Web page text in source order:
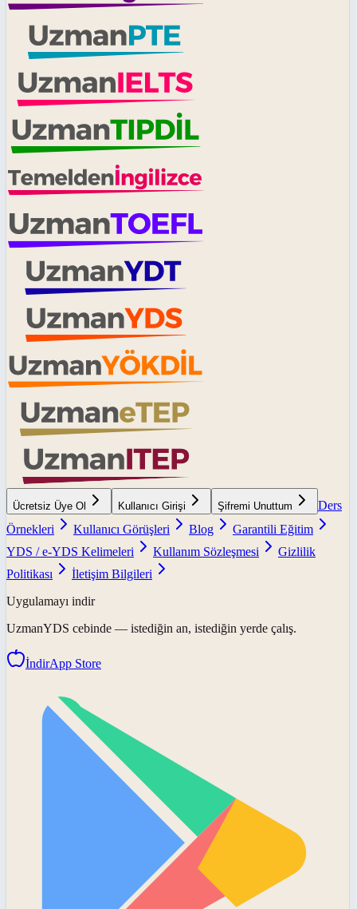
Ücretsiz Üye Ol Kullanıcı Girişi Şifremi Unuttum
Ders
Örnekleri
Kullanıcı Görüşleri Blog
Garantili Eğitim
YDS / e-YDS Kelimeleri
Kullanım Sözleşmesi
Gizlilik
Politikası
İletişim Bilgileri
Uygulamayı indir
UzmanYDS cebinde — istediğin an, istediğin yerde çalış.
İndirApp Store